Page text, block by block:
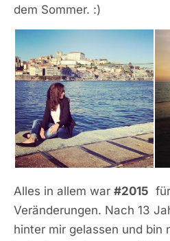
dem Sommer. :)
Alles in allem war #2015
Veränderungen. Nach 13
hinter mir gelassen und bin